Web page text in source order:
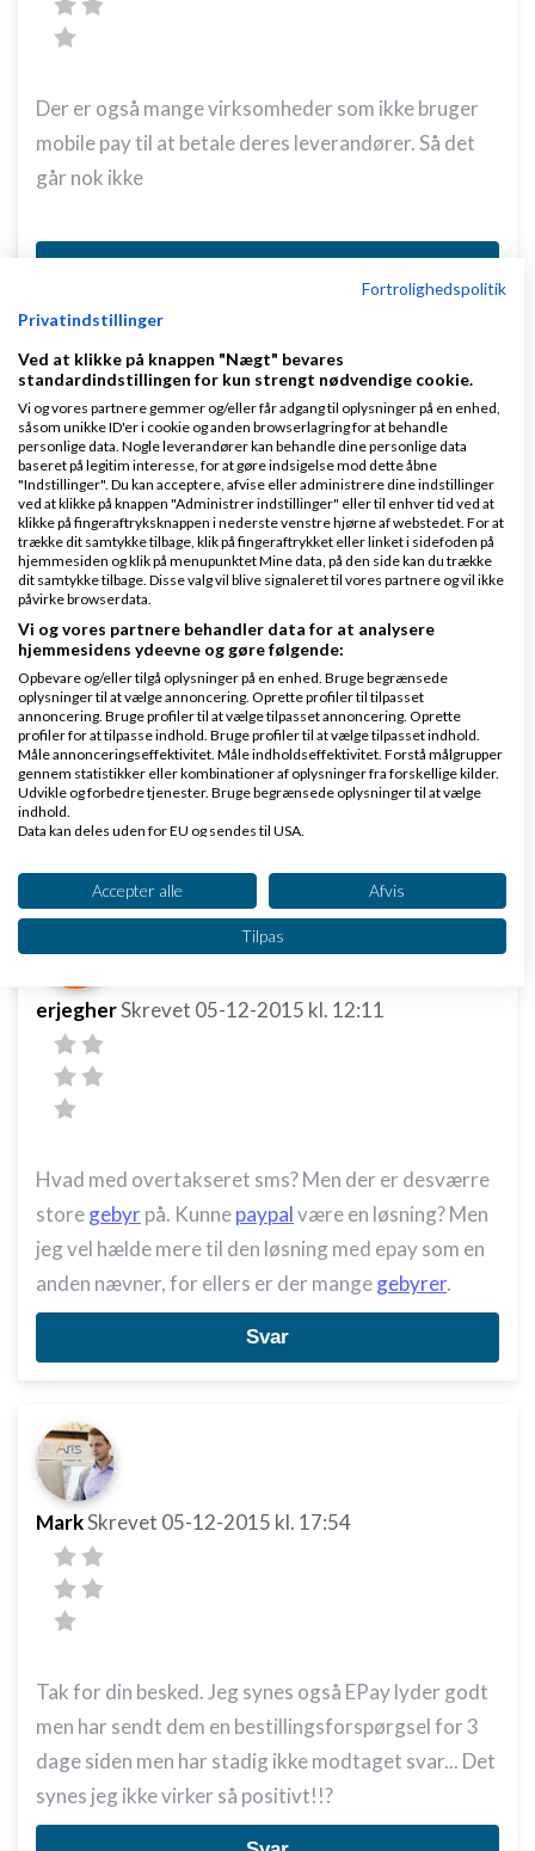
Der er også mange virksomheder som ikke bruger
mobile pay til at betale deres leverandører. Så det
går nok ikke
Svar
MarkSkrevet03-12-2015kl. 12:12
Ja men mange af mine kunder er ikke så tekniske og
kyndige i it eller smartphones. Så ikke alle har
MobilePay. Så skal jeg bare bruge endnu mere tid på
at forklare dem hvordan vi sætter mobilepay op ...
Men tak for forslag
Svar
erjegherSkrevet 05-12-2015 kl. 12:11
Hvad med overtakseret sms? Men der er desværre
storegebyrpå. Kunnepaypalvære en løsning? Men
jeg vel hælde mere til den løsning med epay som en
anden nævner, for ellers er der mangegebyrer.
Svar
MarkSkrevet 05-12-2015 kl. 17:54
Tak for din besked. Jeg synes også EPay lyder godt
men har sendt dem en bestillingsforspørgsel for 3
dage siden men har stadig ikke modtaget svar... Det
synes jeg ikke virker så positivt!!?
Fortrolighedspolitik
Privatindstillinger
Ved at klikke på knappen "Nægt" bevares
standardindstillingen for kun strengt nødvendige cookie.
Vi og vores partnere gemmer og/eller får adgang til oplysninger på en enhed,
såsom unikke ID'er i cookie og anden browserlagring for at behandle
personlige data. Nogle leverandører kan behandle dine personlige data
baseret på legitim interesse, for at gøre indsigelse mod dette åbne
"Indstillinger". Du kan acceptere, afvise eller administrere dine indstillinger
ved at klikke på knappen "Administrer indstillinger" eller til enhver tid ved at
klikke på fingeraftryksknappen i nederste venstre hjørne af webstedet. For at
trække dit samtykke tilbage, klik på fingeraftrykket eller linket i sidefoden på
hjemmesiden og klik på menupunktet Mine data, på den side kan du trække
dit samtykke tilbage. Disse valg vil blive signaleret til vores partnere og vil ikke
påvirke browserdata.
Vi og vores partnere behandler data for at analysere
hjemmesidens ydeevne og gøre følgende:
Opbevare og/eller tilgå oplysninger på en enhed. Bruge begrænsede
oplysninger til at vælge annoncering. Oprette profiler til tilpasset
annoncering. Bruge profiler til at vælge tilpasset annoncering. Oprette
profiler for at tilpasse indhold. Bruge profiler til at vælge tilpasset indhold.
Måle annonceringseffektivitet. Måle indholdseffektivitet. Forstå målgrupper
gennem statistikker eller kombinationer af oplysninger fra forskellige kilder.
Udvikle og forbedre tjenester. Bruge begrænsede oplysninger til at vælge
indhold.
Data kan deles uden for EU og sendes til USA.
Se partnerliste (2 IAB-leverandører)
Vi bruger dine data til følgende formål:
IAB's behandlingsformål:
Opbevare og/eller tilgå oplysninger på en
enhed
Bruge begrænsede oplysninger til at vælge
annoncering
Oprette profiler til tilpasset annoncering
Bruge profiler til at vælge tilpasset
Oprette profiler for at tilpasse indhold
Bruge profiler til at vælge tilpasset indhold
Måle annonceringseffektivitet
Forstå målgrupper gennem statistikker eller
kombinationer af oplysninger fra forskellige
kilder
Udvikle og forbedre tjenester
Bruge begrænsede oplysninger til at vælge
indhold
IAB Special Features:
placeringsoplysninger
Identificere enheder baseret på aktivt
anmodede oplysninger
Ikke-IAB-behandlingsformål:
Accepter alle Afvis
Tilpas